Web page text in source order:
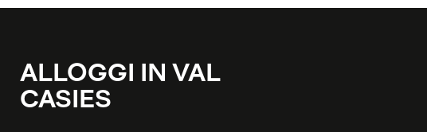
ALLOGGI IN VAL
CASIES